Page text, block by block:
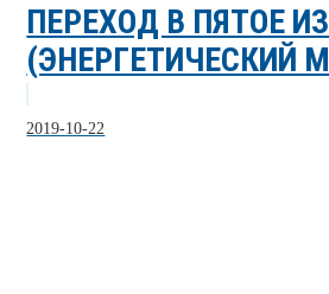
ПЕРЕХОД В ПЯТОЕ
(ЭНЕРГЕТИЧЕСКИЙ
2019-10-22